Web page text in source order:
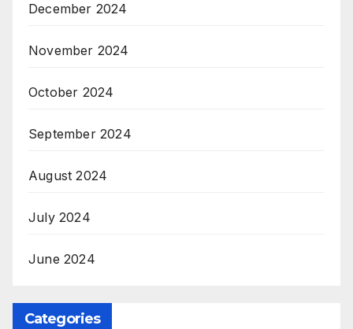
December 2024
November 2024
October 2024
September 2024
August 2024
July 2024
June 2024
Categories